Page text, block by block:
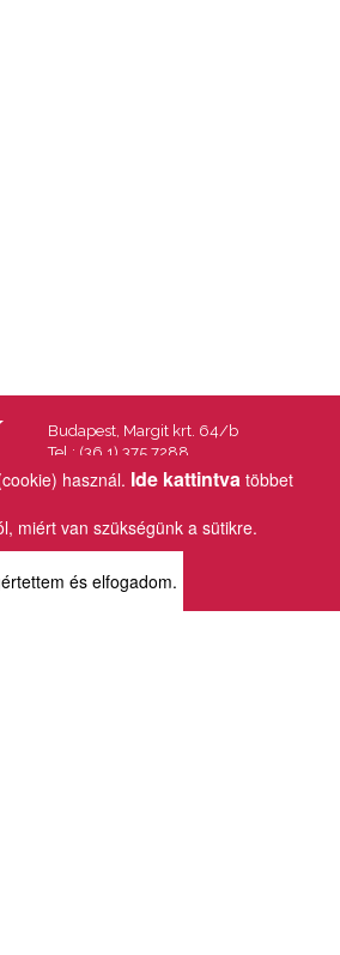
használ. Ide kattintva többet
miért van szükségünk a sütikre.
és elfogadom.
Budapest, Margit krt. 64/b
Tel.: (36 1) 375 7288
Fax.: (36 1) 202 7145
Email: